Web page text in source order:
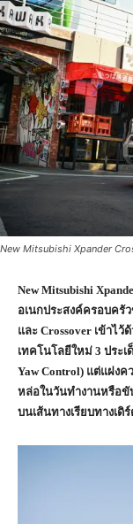
New Mitsubishi Xpander
New Mitsubishi
อเนกประสงค์ครอบครั
และ Crossover เข้าไ
เทคโนโลยีใหม่ 3 ประเ
Yaw Control) แต่แฝงค
หล่อในวันทำงานหรือขั
บนเส้นทางเรียบทางเดิ